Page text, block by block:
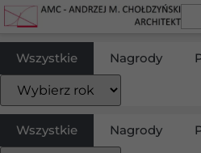
Wszystkie Nagrody
Wszystkie Nagrody